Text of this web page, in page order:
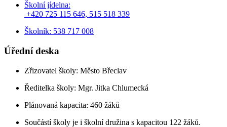
Školní jídelna:
+420 725 115 646, 515 518 339
Školník: 538 717 008
Úřední deska
Zřizovatel školy: Město Břeclav
Ředitelka školy: Mgr. Jitka Chlumecká
Plánovaná kapacita: 460 žáků
Součástí školy je i školní družina s kapacitou 122 žáků.